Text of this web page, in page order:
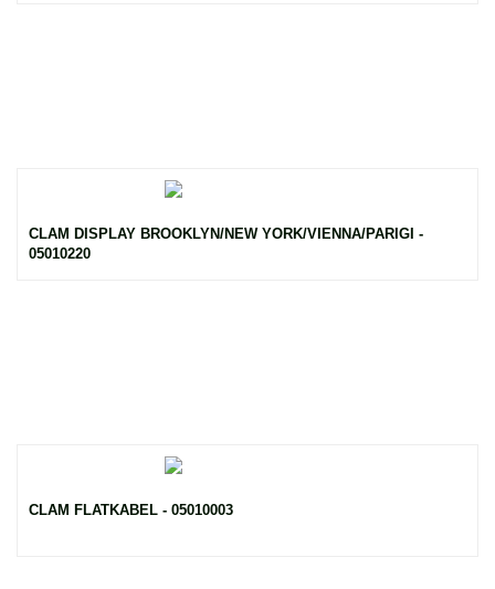
CLAM DISPLAY BROOKLYN/NEW YORK/VIENNA/PARIGI -
05010220
CLAM FLATKABEL - 05010003